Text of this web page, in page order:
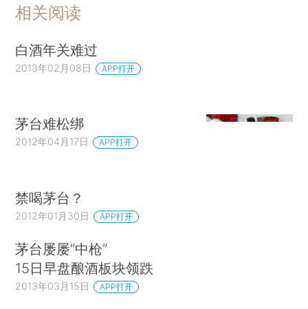
相关阅读
白酒年关难过
2013年02月08日 APP打开
茅台难松绑
2012年04月17日 APP打开
禁喝茅台？
2012年01月30日 APP打开
茅台屡屡“中枪”
15日早盘酿酒板块领跌
2013年03月15日 APP打开